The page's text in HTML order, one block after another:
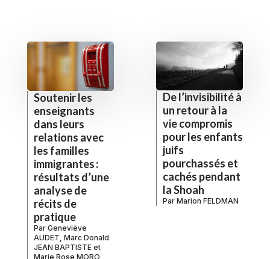
Soutenir les
enseignants
dans leurs
relations avec
les familles
immigrantes :
résultats d’une
analyse de
récits de
pratique
Par Geneviève
AUDET Marc Donald
JEAN BAPTISTE et
Marie Rose MORO
De l’invisibilité à
un retour à la
vie compromis
pour les enfants
juifs
pourchassés et
cachés pendant
la Shoah
Par Marion FELDMAN